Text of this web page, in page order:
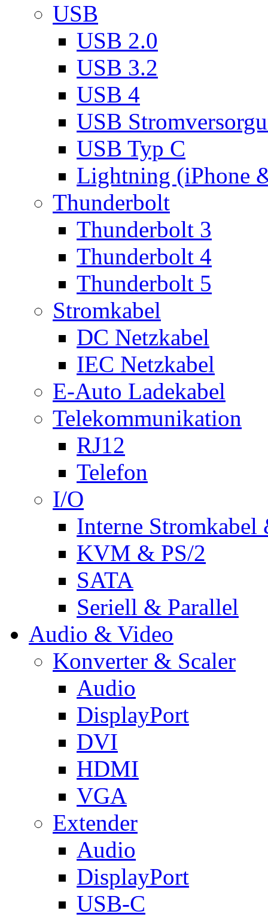
USB
USB 2.0
USB 3.2
USB 4
USB
USB Typ C
Lightning (iPhone
Thunderbolt
Thunderbolt 3
Thunderbolt 4
Thunderbolt 5
Stromkabel
DC Netzkabel
IEC Netzkabel
E-Auto Ladekabel
Telekommunikation
RJ12
Telefon
I/O
Interne Stromkabel
KVM & PS/2
SATA
Seriell & Parallel
Audio & Video
Konverter & Scaler
Audio
DisplayPort
DVI
HDMI
VGA
Extender
Audio
DisplayPort
USB-C